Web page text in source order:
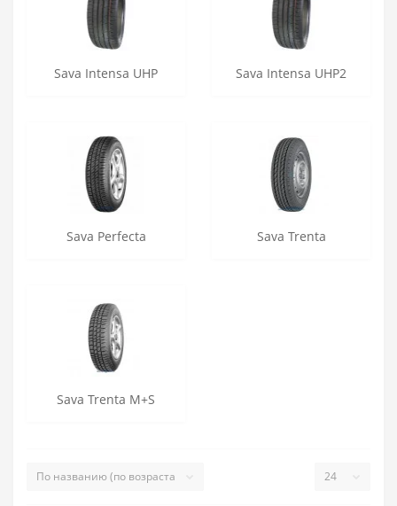
Sava Intensa UHP Sava Intensa UHP2
Sava Perfecta Sava Trenta
Sava Trenta M+S